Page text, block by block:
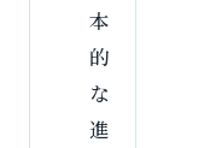
本
的
な
進